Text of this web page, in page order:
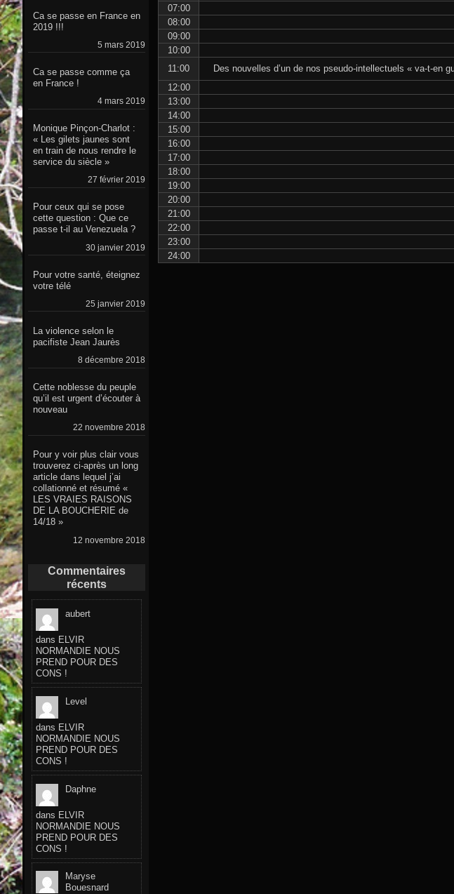
07:00
08:00
09:00
10:00
11:00
Des nouvelles d’un de nos pseudo-intellectuels « va-t-en
12:00
13:00
14:00
15:00
16:00
17:00
18:00
19:00
20:00
21:00
22:00
23:00
24:00
Ca se passe en France en
2019 !!!
5 mars 2019
Ca se passe comme ça
en France !
4 mars 2019
Monique Pinçon-Charlot :
« Les gilets jaunes sont
en train de nous rendre le
service du siècle »
27 février 2019
Pour ceux qui se pose
cette question : Que ce
passe t-il au Venezuela ?
30 janvier 2019
Pour votre santé, éteignez
votre télé
25 janvier 2019
La violence selon le
pacifiste Jean Jaurès
8 décembre 2018
Cette noblesse du peuple
qu’il est urgent d’écouter à
nouveau
22 novembre 2018
Pour y voir plus clair vous
trouverez ci-après un long
article dans lequel j’ai
collationné et résumé «
LES VRAIES RAISONS
DE LA BOUCHERIE de
14/18 »
12 novembre 2018
Commentaires
récents
aubert
dans ELVIR
NORMANDIE NOUS
PREND POUR DES
CONS !
Level
dans ELVIR
NORMANDIE NOUS
PREND POUR DES
CONS !
Daphne
dans ELVIR
NORMANDIE NOUS
PREND POUR DES
CONS !
Maryse
Bouesnard